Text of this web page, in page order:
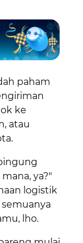
paham
ke
atau
ya?"
logistik
lho.